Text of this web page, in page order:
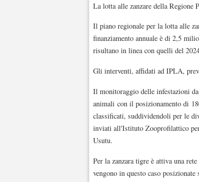
La lotta alle zanzare della Regione
Il piano regionale per la lotta alle
finanziamento annuale è di 2,5
risultano in linea con quelli del
Gli interventi, affidati ad IPLA,
Il monitoraggio delle infestazioni
animali con il posizionamento di
classificati, suddividendoli per le
inviati all'Istituto Zooprofilattico
Usutu.
Per la zanzara tigre è attiva una
vengono in questo caso